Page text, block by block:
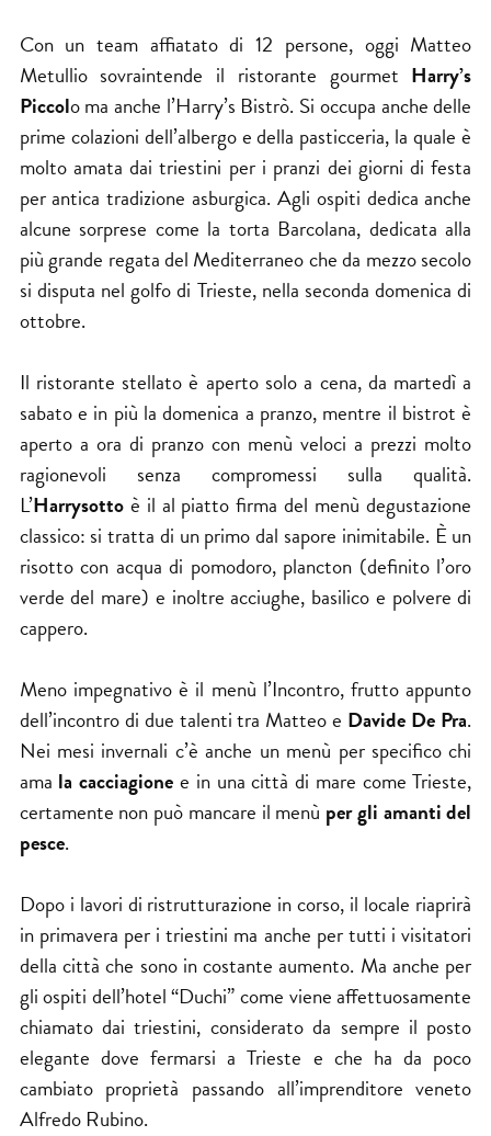
Con un team affiatato di 12 persone, oggi Matteo
Metullio sovraintende il ristorante gourmet Harry’s
Piccolo ma anche l’Harry’s Bistrò. Si occupa anche delle
prime colazioni dell’albergo e della pasticceria, la quale è
molto amata dai triestini per i pranzi dei giorni di festa
per antica tradizione asburgica. Agli ospiti dedica anche
alcune sorprese come la torta Barcolana, dedicata alla
più grande regata del Mediterraneo che da mezzo secolo
si disputa nel golfo di Trieste, nella seconda domenica di
ottobre.
Il ristorante stellato è aperto solo a cena, da martedì a
sabato e in più la domenica a pranzo, mentre il bistrot è
aperto a ora di pranzo con menù veloci a prezzi molto
ragionevoli senza compromessi sulla qualità.
L’Harrysottoè il al piatto firma del menù degustazione
classico: si tratta di un primo dal sapore inimitabile. È un
risotto con acqua di pomodoro, plancton (definito l’oro
verde del mare) e inoltre acciughe, basilico e polvere di
cappero.
Meno impegnativo è il menù l’Incontro, frutto appunto
dell’incontro di due talenti tra Matteo e Davide De Pra.
Nei mesi invernali c’è anche un menù per specifico chi
ama la cacciagione e in una città di mare come Trieste,
certamente non può mancare il menù per gli amanti del
pesce.
Dopo i lavori di ristrutturazione in corso, il locale riaprirà
in primavera per i triestini ma anche per tutti i visitatori
della città che sono in costante aumento. Ma anche per
gli ospiti dell’hotel “Duchi” come viene affettuosamente
chiamato dai triestini, considerato da sempre il posto
elegante dove fermarsi a Trieste e che ha da poco
cambiato proprietà passando all’imprenditore veneto
Alfredo Rubino.